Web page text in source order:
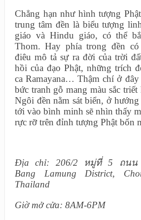
Chẳng hạn như hình tượng
trung tâm đền là biểu tượng
giáo và Hindu giáo, có thể
Thom. Hay phía trong đền
điêu mô tả sự ra đời của trời
hồi của đạo Phật, những trích
ca Ramayana… Thậm chí ở
bức tranh gỗ mang màu sắc
Ngôi đền nằm sát biển, ở
tới vào bình minh sẽ nhìn thấy
rực rỡ trên đỉnh tượng Phật bốn
Địa chỉ: 206/2 หมู่ที่ 5 ถนน
Bang Lamung District,
Thailand
Giờ mở cửa: 8AM-6PM